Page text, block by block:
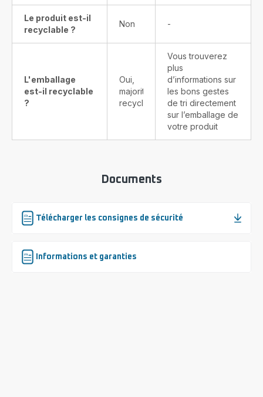
Le produit est-il
recyclable ?
Non -
L'emballage
est-il recyclable
?
Oui,
majoritairement
recyclable
Vous trouverez
plus
d’informations sur
les bons gestes
de tri directement
sur l’emballage de
votre produit
Documents
Télécharger les consignes de sécurité
Informations et garanties